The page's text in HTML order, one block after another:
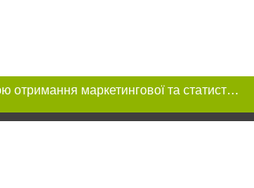
Цей сайт використовує «cookies». Також веб-сайт використовує інтернет-сервіс для збору технічних даних стосовно відвідувачів з метою отримання маркетингової та статистичної інформації. Умови обробки даних відвідувачів сайту див.